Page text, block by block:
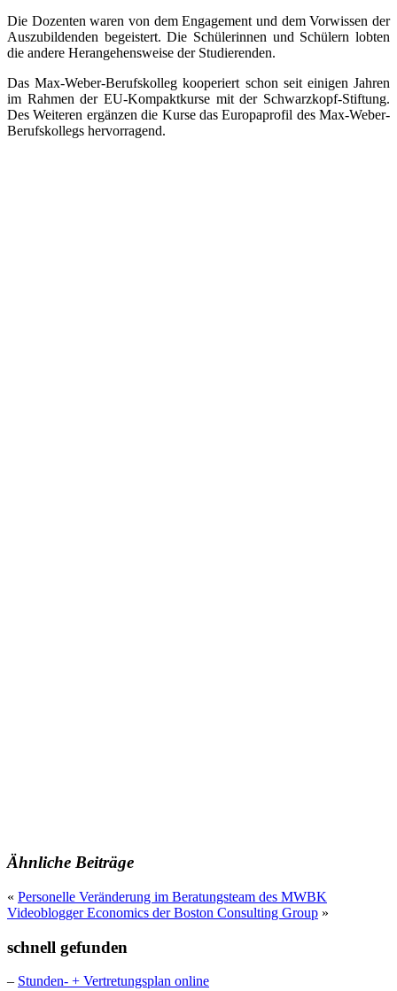
Die Dozenten waren von dem Engagement und dem Vorwissen der
Auszubildenden begeistert. Die Schülerinnen und Schülern lobten
die andere Herangehensweise der Studierenden.
Das Max-Weber-Berufskolleg kooperiert schon seit einigen Jahren
im Rahmen der EU-Kompaktkurse mit der Schwarzkopf-Stiftung.
Des Weiteren ergänzen die Kurse das Europaprofil des Max-Weber-
Berufskollegs hervorragend.
Ähnliche Beiträge
« Personelle Veränderung im Beratungsteam des MWBK
Videoblogger Economics der Boston Consulting Group »
schnell gefunden
– Stunden- + Vertretungsplan online